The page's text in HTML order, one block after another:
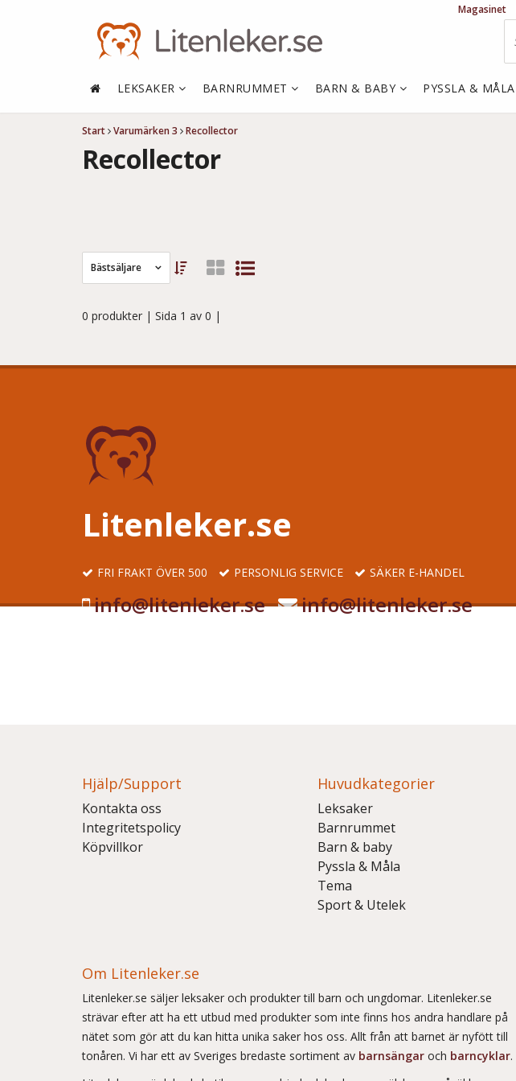
Start Varumärken 3 Recollector
Recollector
Bästsäljare
0 produkter | Sida 1 av 0 |
Litenleker.se
FRI FRAKT ÖVER 500 PERSONLIG SERVICE SÄKER E-HANDEL
info@litenleker.se info@litenleker.se
Hjälp/Support
Kontakta oss
Integritetspolicy
Köpvillkor
Huvudkategorier
Leksaker
Barnrummet
Barn & baby
Pyssla & Måla
Tema
Sport & Utelek
Om Litenleker.se
Litenleker.se säljer leksaker och produkter till barn och ungdomar. Litenleker.se
strävar efter att ha ett utbud med produkter som inte finns hos andra handlare på
nätet som gör att du kan hitta unika saker hos oss. Allt från att barnet är nyfött till
tonåren. Vi har ett av Sveriges bredaste sortiment av barnsängar och barncyklar.
Magasinet
LEKSAKER BARNRUMMET BARN & BABY PYSSLA & MÅLA